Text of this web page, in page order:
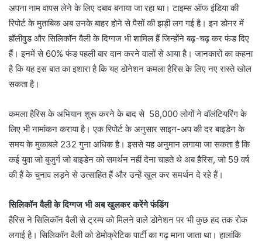
अपना नाम वापस लेने के लिए दबाव बनाया जा रहा था। टाइम्स ऑफ इंडिया की
रिपोर्ट के मुताबिक अब उनके बाहर होने से पैसों की झड़ी लग गई है। इन डोनर में
हॉलीवुड और सिलिकॉन वैली के दिग्गज भी शामिल हैं जिन्होंने बढ़-चढ़ कर फंड दिए
हैं। इनमें से 60% फंड पहली बार दान करने वालों से आया है। जानकारों का कहना
है कि यह इस बात का इशारा है कि यह डोनेशन कमला हैरिस के लिए नए रास्ते खोल
सकता है।
कमला हैरिस के अभियान शुरू करने के बाद से 58,000 लोगों ने वॉलंटियरिंग के
लिए भी नामांकन कराया है। एक रिपोर्ट के अनुसार साइन-अप की दर बाइडेन के
समय के मुकाबले 232 गुना अधिक है। इससे यह अनुमान लगाया जा सकता है कि
कई युवा जो बुजुर्ग जो बाइडेन को समर्थन नहीं देना चाहते थे अब हैरिस, जो 59 वर्ष
की हैं के चुनाव लड़ने से उत्साहित हैं और उन्हें खुल कर समर्थन दे रहे हैं।
सिलिकॉन वैली के दिग्गज भी अब खुलकर करेंगे फंडिंग
हैरिस ने सिलिकॉन वैली से ट्रम्प को मिलने वाले डोनेशन पर भी कुछ हद तक रोक
लगाई है। सिलिकॉन वैली को डेमोक्रेटिक पार्टी का गढ़ माना जाता था। हालांकि